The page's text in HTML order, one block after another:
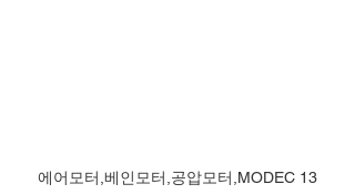
에어모터,베인모터,공압모터,MODEC 13